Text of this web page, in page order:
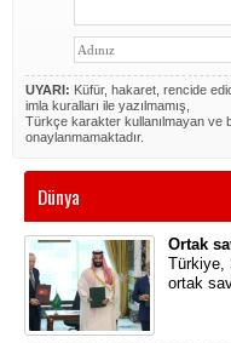
UYARI: Küfür, hakaret, rencide
imla kuralları ile yazılmamış,
Türkçe karakter kullanılmayan ve
onaylanmamaktadır.
Dünya
Ortak
Türkiye,
ortak